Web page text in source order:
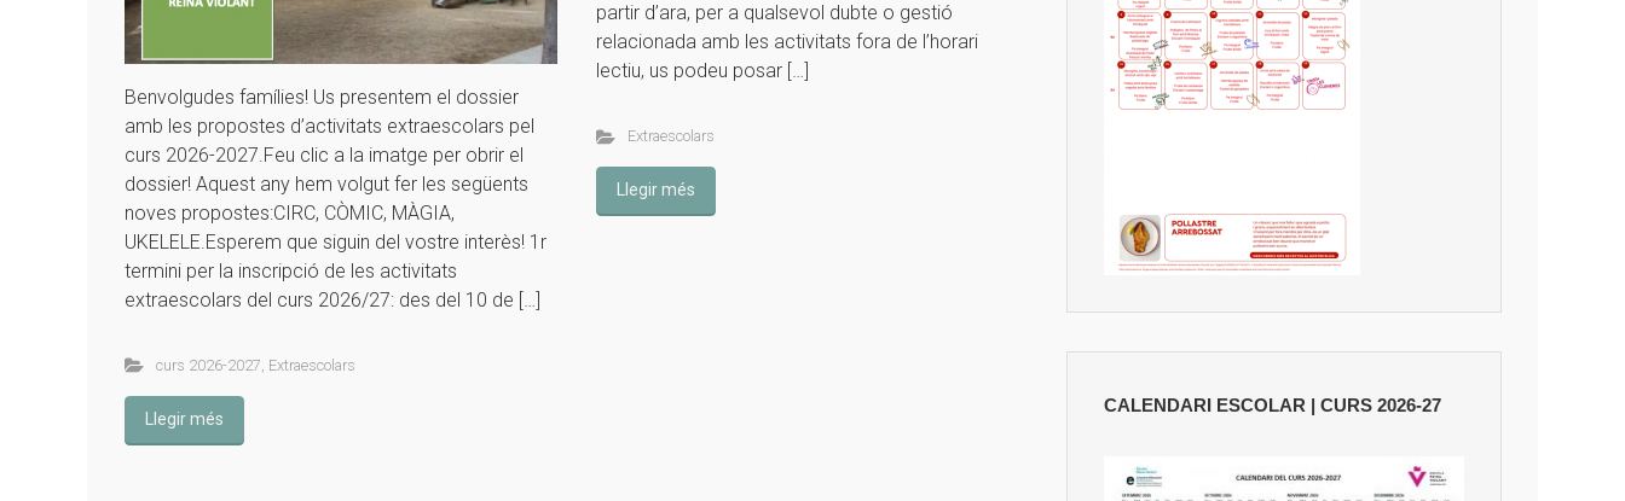
Benvolgudes famílies! Us presentem el dossier
amb les propostes d’activitats extraescolars pel
curs 2026-2027.Feu clic a la imatge per obrir el
dossier! Aquest any hem volgut fer les següents
noves propostes:CIRC, CÒMIC, MÀGIA,
UKELELE.Esperem que siguin del vostre interès! 1r
termini per la inscripció de les activitats
extraescolars del curs 2026/27: des del 10 de […]
curs 2026-2027 Extraescolars
Llegir més
partir d’ara, per a qualsevol dubte o gestió
relacionada amb les activitats fora de l’horari
lectiu, us podeu posar […]
Extraescolars
Llegir més
CALENDARI ESCOLAR | CURS 2026-27